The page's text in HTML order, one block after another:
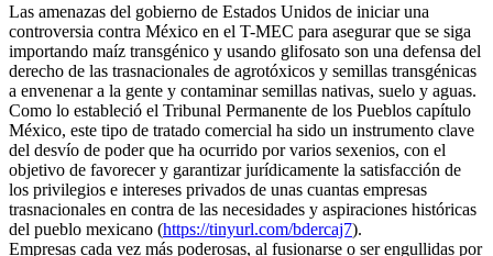
Las amenazas del gobierno de Estados Unidos de iniciar una
controversia contra México en el T-MEC para asegurar que se siga
importando maíz transgénico y usando glifosato son una defensa del
derecho de las trasnacionales de agrotóxicos y semillas transgénicas
a envenenar a la gente y contaminar semillas nativas, suelo y aguas.
Como lo estableció el Tribunal Permanente de los Pueblos capítulo
México, este tipo de tratado comercial ha sido un instrumento clave
del desvío de poder que ha ocurrido por varios sexenios, con el
objetivo de favorecer y garantizar jurídicamente la satisfacción de
los privilegios e intereses privados de unas cuantas empresas
trasnacionales en contra de las necesidades y aspiraciones históricas
del pueblo mexicano (https://tinyurl.com/bdercaj7).
Empresas cada vez más poderosas, al fusionarse o ser engullidas por